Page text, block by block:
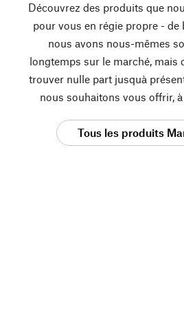
Découvrez des produits que
pour vous en régie propre - de
nous avons nous-mêmes
longtemps sur le marché, mais
trouver nulle part jusquà
nous souhaitons vous offrir,
Tous les produits